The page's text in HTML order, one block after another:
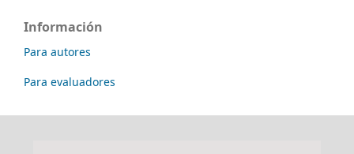
Información
Para autores
Para evaluadores